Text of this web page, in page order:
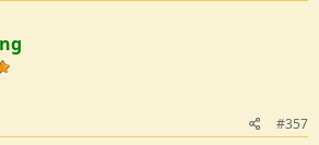
#357